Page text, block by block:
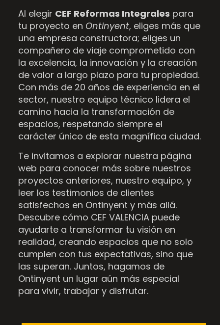
Al elegir CEF Reformas Integrales para
tu proyecto en Ontinyent, eliges más que
una empresa constructora; eliges un
compañero de viaje comprometido con
la excelencia, la innovación y la creación
de valor a largo plazo para tu propiedad.
Con más de 20 años de experiencia en el
sector, nuestro equipo técnico lidera el
camino hacia la transformación de
espacios, respetando siempre el
carácter único de esta magnífica ciudad.
Te invitamos a explorar nuestra página
web para conocer más sobre nuestros
proyectos anteriores, nuestro equipo, y
leer los testimonios de clientes
satisfechos en Ontinyent y más allá.
Descubre cómo CEF VALENCIA puede
ayudarte a transformar tu visión en
realidad, creando espacios que no solo
cumplen con tus expectativas, sino que
las superan. Juntos, hagamos de
Ontinyent un lugar aún más especial
para vivir, trabajar y disfrutar.